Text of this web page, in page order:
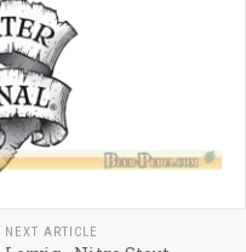
NEXT ARTICLE